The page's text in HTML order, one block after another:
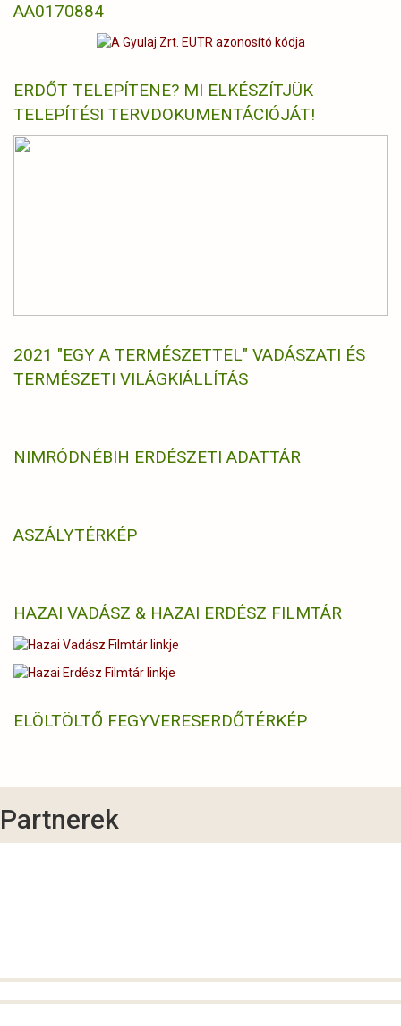
AA0170884
ERDŐT TELEPÍTENE? MI ELKÉSZÍTJÜK
TELEPÍTÉSI TERVDOKUMENTÁCIÓJÁT!
2021 "EGY A TERMÉSZETTEL" VADÁSZATI ÉS
TERMÉSZETI VILÁGKIÁLLÍTÁS
NIMRÓDNÉBIH ERDÉSZETI ADATTÁR
ASZÁLYTÉRKÉP
HAZAI VADÁSZ & HAZAI ERDÉSZ FILMTÁR
ELÖLTÖLTŐ FEGYVERESERDŐTÉRKÉP
Partnerek